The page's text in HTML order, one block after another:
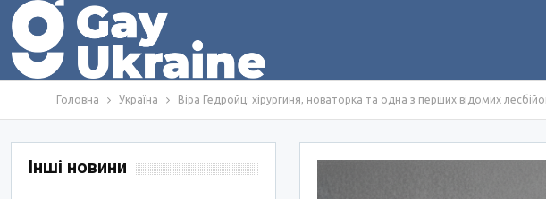
Головна Україна Віра Гедройц: хірургиня, новаторка та одна з перших відомих
Інші новини